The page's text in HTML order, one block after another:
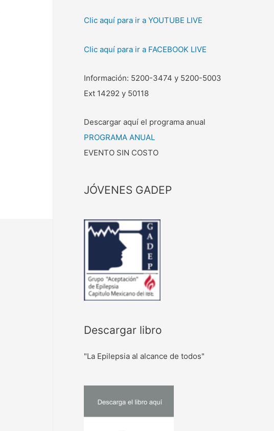
Clic aquí para ir a YOUTUBE LIVE
Clic aquí para ir a FACEBOOK LIVE
Información: 5200-3474 y 5200-5003
Ext 14292 y 50118
Descargar aquí el programa anual
PROGRAMA ANUAL
EVENTO SIN COSTO
JÓVENES GADEP
Descargar libro
"La Epilepsia al alcance de todos"